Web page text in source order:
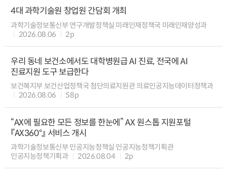
4대 과학기술원 창업원 간담회 개최
과학기술정보통신부 연구개발정책실 미래인재정책국 미래인재양성과
2026.08.06
2p
우리 동네 보건소에서도 대학병원급 AI 진료, 전국에 AI
진료지원 도구 보급한다
보건복지부 보건산업정책국 첨단의료지원관 의료인공지능데이터정책과
2026.08.06
58p
“AX에 필요한 모든 정보를 한눈에” AX 원스톱 지원포털
『AX360°』 서비스 개시
과학기술정보통신부 인공지능정책실 인공지능정책기획관
인공지능정책기획과
2026.08.04 2p